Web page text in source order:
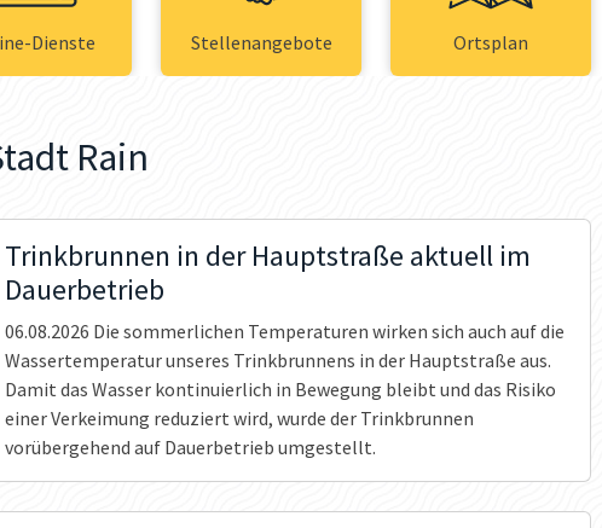
Dienste Stellenangebote Ortsplan
Rain
Trinkbrunnen in der Hauptstraße aktuell im
Dauerbetrieb
06.08.2026 Die sommerlichen Temperaturen wirken sich auch auf die
Wassertemperatur unseres Trinkbrunnens in der Hauptstraße aus.
Damit das Wasser kontinuierlich in Bewegung bleibt und das Risiko
einer Verkeimung reduziert wird, wurde der Trinkbrunnen
vorübergehend auf Dauerbetrieb umgestellt.